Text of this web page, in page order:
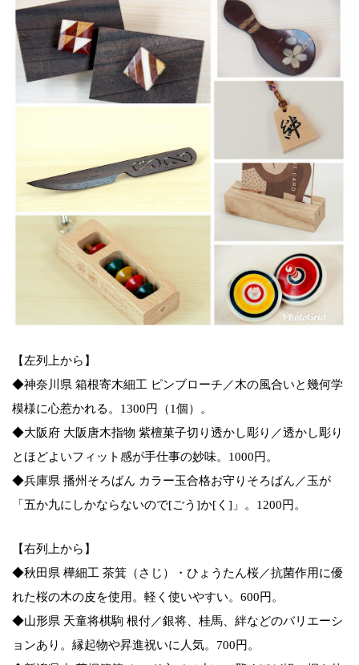
【左列上から】
◆神奈川県 箱根寄木細工 ピンブローチ／木の風合いと幾何学
模様に心惹かれる。1300円（1個）。
◆大阪府 大阪唐木指物 紫檀菓子切り透かし彫り／透かし彫り
とほどよいフィット感が手仕事の妙味。1000円。
◆兵庫県 播州そろばん カラー玉合格お守りそろばん／玉が
「五か九にしかならないので[ごう]か[く]」。1200円。
【右列上から】
◆秋田県 樺細工 茶箕（さじ）・ひょうたん桜／抗菌作用に優
れた桜の木の皮を使用。軽く使いやすい。600円。
◆山形県 天童将棋駒 根付／銀将、桂馬、絆などのバリエーシ
ョンあり。縁起物や昇進祝いに人気。700円。